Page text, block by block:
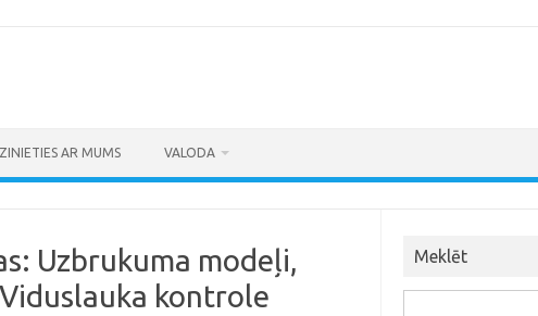
AR MUMS VALODA
Uzbrukuma modeļi,
kontrole
Meklēt